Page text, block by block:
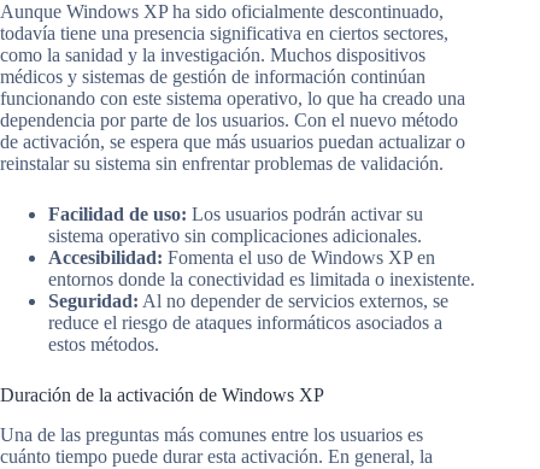
Aunque Windows XP ha sido oficialmente descontinuado,
todavía tiene una presencia significativa en ciertos sectores,
como la sanidad y la investigación. Muchos dispositivos
médicos y sistemas de gestión de información continúan
funcionando con este sistema operativo, lo que ha creado una
dependencia por parte de los usuarios. Con el nuevo método
de activación, se espera que más usuarios puedan actualizar o
reinstalar su sistema sin enfrentar problemas de validación.
Facilidad de uso: Los usuarios podrán activar su
sistema operativo sin complicaciones adicionales.
Accesibilidad: Fomenta el uso de Windows XP en
entornos donde la conectividad es limitada o inexistente.
Seguridad: Al no depender de servicios externos, se
reduce el riesgo de ataques informáticos asociados a
estos métodos.
Duración de la activación de Windows XP
Una de las preguntas más comunes entre los usuarios es
cuánto tiempo puede durar esta activación. En general, la